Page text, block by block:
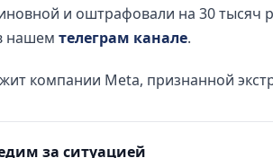
и оштрафовали на 30 тысяч
нашем телеграм канале.
компании Meta, признанной
за ситуацией